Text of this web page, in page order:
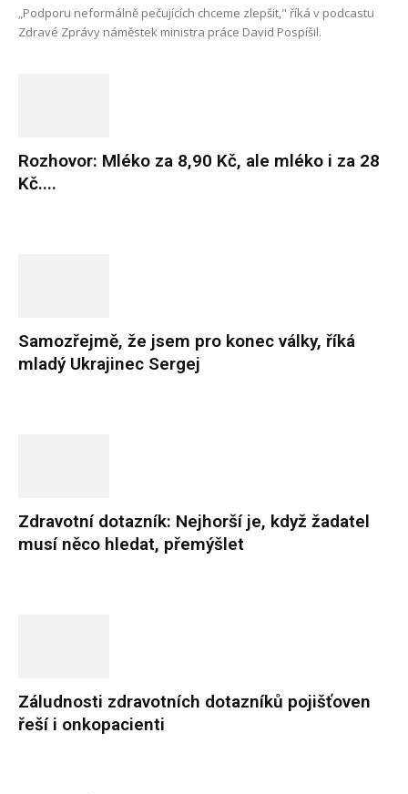
„Podporu neformálně pečujících chceme zlepšit," říká v podcastu
Zdravé Zprávy náměstek ministra práce David Pospíšil.
Rozhovor: Mléko za 8,90 Kč, ale mléko i za 28
Kč....
Samozřejmě, že jsem pro konec války, říká
mladý Ukrajinec Sergej
Zdravotní dotazník: Nejhorší je, když žadatel
musí něco hledat, přemýšlet
Záludnosti zdravotních dotazníků pojišťoven
řeší i onkopacienti